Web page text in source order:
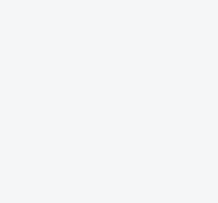
annan webbplats.
till annan webbplats.